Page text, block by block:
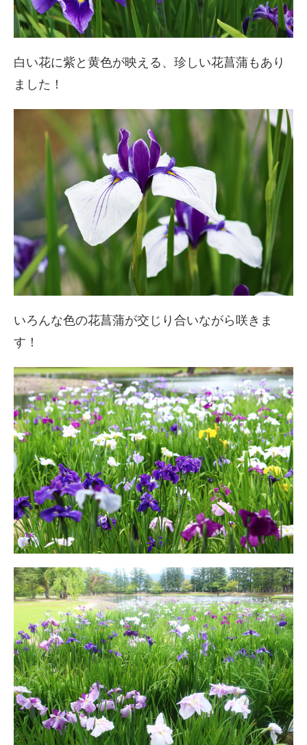
白い花に紫と黄色が映える、珍しい花菖蒲もあり
ました！
いろんな色の花菖蒲が交じり合いながら咲きま
す！